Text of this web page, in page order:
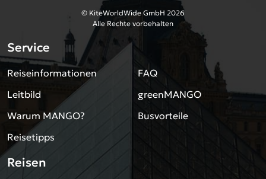
© KiteWorldWide GmbH 2026
Alle Rechte vorbehalten
Service
Reiseinformationen
Leitbild
Warum MANGO?
Reisetipps
FAQ
greenMANGO
Busvorteile
Reisen